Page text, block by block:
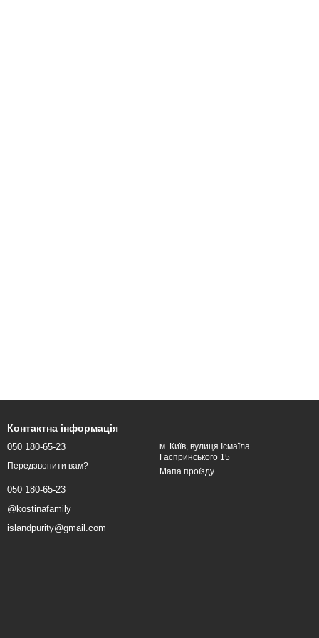
Контактна інформація
050 180-65-23
Передзвонити вам?
050 180-65-23
@kostinafamily
islandpurity@gmail.com
м. Київ, вулиця Ісмаїла
Гаспринського 15
Мапа проїзду